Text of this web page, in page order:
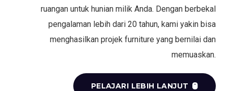
ruangan untuk hunian milik Anda. Dengan berbekal
pengalaman lebih dari 20 tahun, kami yakin bisa
menghasilkan projek furniture yang bernilai dan
memuaskan.
PELAJARI LEBIH LANJUT